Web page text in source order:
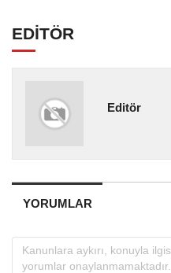
EDİTÖR
Editör
YORUMLAR